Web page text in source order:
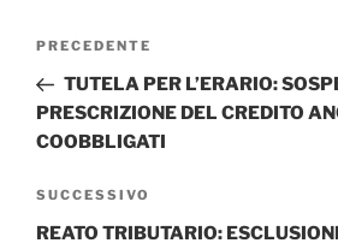
Navigazione
Articolo
precedente:
PRECEDENTE
TUTELA PER L’ERARIO:
PRESCRIZIONE DEL CREDITO
COOBBLIGATI
Articolo
successivo
SUCCESSIVO
REATO TRIBUTARIO: